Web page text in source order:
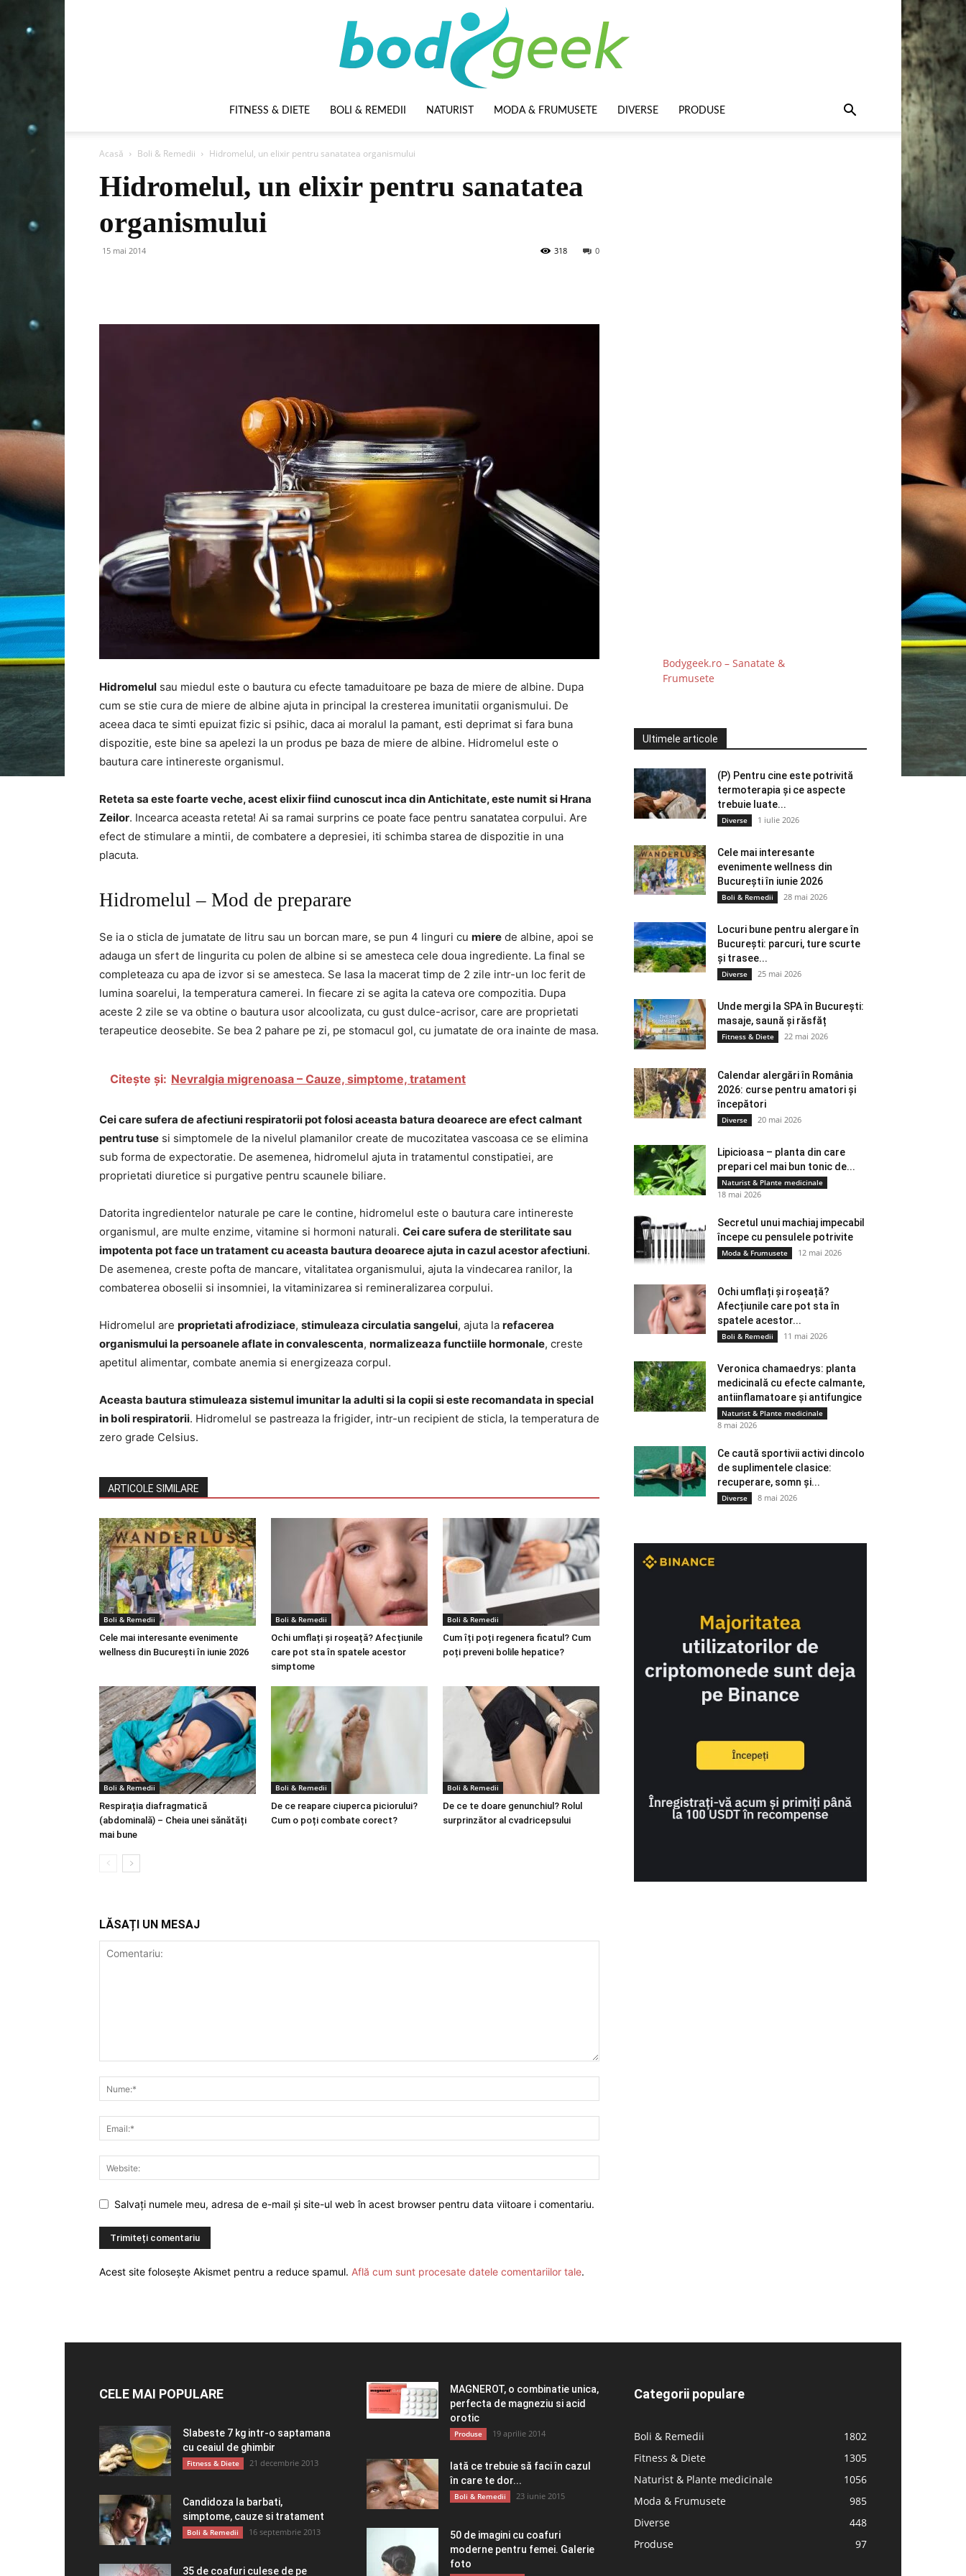
FITNESS & DIETE BOLI & REMEDII NATURIST MODA & FRUMUSETE DIVERSE PRODUSE
Acasă Boli & Remedii Hidromelul, un elixir pentru sanatatea organismului
Hidromelul, un elixir pentru sanatatea
organismului
15 mai 2014 0
318
Hidromelul sau miedul este o bautura cu efecte tamaduitoare pe baza de miere de albine. Dupa
cum se stie cura de miere de albine ajuta in principal la cresterea imunitatii organismului. De
aceea daca te simti epuizat fizic si psihic, daca ai moralul la pamant, esti deprimat si fara buna
dispozitie, este bine sa apelezi la un produs pe baza de miere de albine. Hidromelul este o
bautura care intinereste organismul.
Reteta sa este foarte veche, acest elixir fiind cunoscut inca din Antichitate, este numit si Hrana
Zeilor. Incearca aceasta reteta! Ai sa ramai surprins ce poate face pentru sanatatea corpului. Are
efect de stimulare a mintii, de combatere a depresiei, iti schimba starea de dispozitie in una
placuta.
Hidromelul – Mod de preparare
Se ia o sticla de jumatate de litru sau un borcan mare, se pun 4 linguri cu miere de albine, apoi se
adauga un sfert de lingurita cu polen de albine si se amesteca cele doua ingrediente. La final se
completeaza cu apa de izvor si se amesteca. Se lasa la macerat timp de 2 zile intr-un loc ferit de
lumina soarelui, la temperatura camerei. In fiecare zi se agita la cateva ore compozitia. Dupa
aceste 2 zile se va obtine o bautura usor alcoolizata, cu gust dulce-acrisor, care are proprietati
terapeutice deosebite. Se bea 2 pahare pe zi, pe stomacul gol, cu jumatate de ora inainte de masa.
Citește și: Nevralgia migrenoasa – Cauze, simptome, tratament
Cei care sufera de afectiuni respiratorii pot folosi aceasta batura deoarece are efect calmant
pentru tuse si simptomele de la nivelul plamanilor create de mucozitatea vascoasa ce se elimina
sub forma de expectoratie. De asemenea, hidromelul ajuta in tratamentul constipatiei, are
proprietati diuretice si purgative pentru scaunele biliare.
Datorita ingredientelor naturale pe care le contine, hidromelul este o bautura care intinereste
organismul, are multe enzime, vitamine si hormoni naturali. Cei care sufera de sterilitate sau
impotenta pot face un tratament cu aceasta bautura deoarece ajuta in cazul acestor afectiuni.
De asemenea, creste pofta de mancare, vitalitatea organismului, ajuta la vindecarea ranilor, la
combaterea oboselii si insomniei, la vitaminizarea si remineralizarea corpului.
Hidromelul are proprietati afrodiziace, stimuleaza circulatia sangelui, ajuta la refacerea
organismului la persoanele aflate in convalescenta, normalizeaza functiile hormonale, creste
apetitul alimentar, combate anemia si energizeaza corpul.
Aceasta bautura stimuleaza sistemul imunitar la adulti si la copii si este recomandata in special
in boli respiratorii. Hidromelul se pastreaza la frigider, intr-un recipient de sticla, la temperatura de
zero grade Celsius.
ARTICOLE SIMILARE
Boli & Remedii
Cele mai interesante evenimente
wellness din București în iunie 2026
Boli & Remedii
Ochi umflați și roșeață? Afecțiunile
care pot sta în spatele acestor
simptome
Boli & Remedii
Cum îți poți regenera ficatul? Cum
poți preveni bolile hepatice?
Boli & Remedii
Respirația diafragmatică
(abdominală) – Cheia unei sănătăți
mai bune
Boli & Remedii
De ce reapare ciuperca piciorului?
Cum o poți combate corect?
Boli & Remedii
De ce te doare genunchiul? Rolul
surprinzător al cvadricepsului
LĂSAȚI UN MESAJ
Salvați numele meu, adresa de e-mail și site-ul web în acest browser pentru data viitoare i comentariu.
Acest site folosește Akismet pentru a reduce spamul. Află cum sunt procesate datele comentariilor tale.
Bodygeek.ro – Sanatate &
Frumusete
Ultimele articole
(P) Pentru cine este potrivită
termoterapia și ce aspecte
trebuie luate...
Diverse 1 iulie 2026
Cele mai interesante
evenimente wellness din
București în iunie 2026
Boli & Remedii 28 mai 2026
Locuri bune pentru alergare în
București: parcuri, ture scurte
și trasee...
Diverse 25 mai 2026
Unde mergi la SPA în București:
masaje, saună și răsfăț
Fitness & Diete 22 mai 2026
Calendar alergări în România
2026: curse pentru amatori și
începători
Diverse 20 mai 2026
Lipicioasa – planta din care
prepari cel mai bun tonic de...
Naturist & Plante medicinale
18 mai 2026
Secretul unui machiaj impecabil
începe cu pensulele potrivite
Moda & Frumusete 12 mai 2026
Ochi umflați și roșeață?
Afecțiunile care pot sta în
spatele acestor...
Boli & Remedii 11 mai 2026
Veronica chamaedrys: planta
medicinală cu efecte calmante,
antiinflamatoare și antifungice
Naturist & Plante medicinale
8 mai 2026
Ce caută sportivii activi dincolo
de suplimentele clasice:
recuperare, somn și...
Diverse 8 mai 2026
CELE MAI POPULARE
Slabeste 7 kg intr-o saptamana
cu ceaiul de ghimbir
Fitness & Diete 21 decembrie 2013
Candidoza la barbati,
simptome, cauze si tratament
Boli & Remedii 16 septembrie 2013
35 de coafuri culese de pe
MAGNEROT, o combinatie unica,
perfecta de magneziu si acid
orotic
Produse 19 aprilie 2014
Iată ce trebuie să faci în cazul
în care te dor...
Boli & Remedii 23 iunie 2015
50 de imagini cu coafuri
moderne pentru femei. Galerie
foto
Categorii populare
Boli & Remedii
1802
Fitness & Diete
1305
Naturist & Plante medicinale
1056
Moda & Frumusete
985
Diverse
448
Produse
97